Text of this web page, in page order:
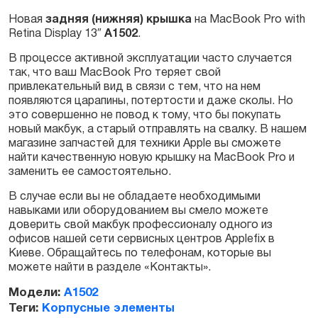
Новая задняя (нижняя) крышка на MacBook Pro with
Retina Display 13″ A1502.
В процессе активной эксплуатации часто случается
так, что ваш MacBook Pro теряет свой
привлекательный вид в связи с тем, что на нем
появляются царапины, потертости и даже сколы. Но
это совершенно не повод к тому, что бы покупать
новый макбук, а старый отправлять на свалку. В нашем
магазине запчастей для техники Apple вы сможете
найти качественную новую крышку на MacBook Pro и
заменить ее самостоятельно.
В случае если вы не обладаете необходимыми
навыками или оборудованием вы смело можете
доверить свой макбук профессионалу одного из
офисов нашей сети сервисных центров Applefix в
Киеве. Обращайтесь по телефонам, которые вы
можете найти в разделе «Контакты».
Модели: A1502
Теги: Корпусные элементы